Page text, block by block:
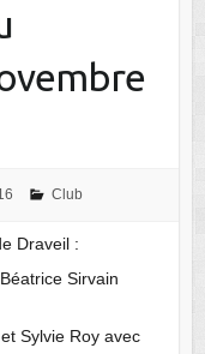
Club
Draveil :
Sirvain
Sylvie Roy avec